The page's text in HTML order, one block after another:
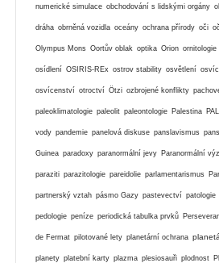
numerické simulace obchodování s lidskými orgány
dráha obrněná vozidla oceány ochrana přírody oči
Olympus Mons Oortův oblak optika Orion ornitologie
osídlení OSIRIS-REx ostrov stability osvětlení
osvícenství otroctví Ötzi ozbrojené konflikty
paleoklimatologie paleolit paleontologie Palestina
vody pandemie panelová diskuse panslavismus
Guinea paradoxy paranormální jevy Paranormální
paraziti parazitologie pareidolie parlamentarismus
partnerský vztah pásmo Gazy pastevectví patologie
pedologie peníze periodická tabulka prvků
de Fermat pilotované lety planetární ochrana
planety platební karty plazma plesiosauři plodnost